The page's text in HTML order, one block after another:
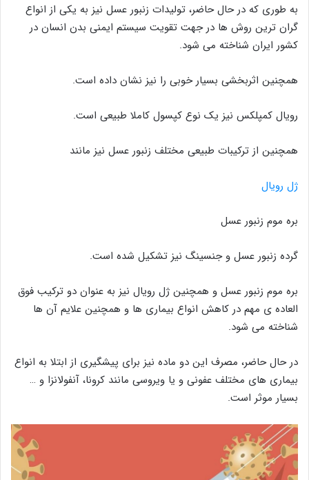
به طوری که در حال حاضر، تولیدات زنبور عسل نیز به یکی از انواع
گران ترین روش ها در جهت تقویت سیستم ایمنی بدن انسان در
کشور ایران شناخته می شود.
همچنین اثربخشی بسیار خوبی را نیز نشان داده است.
رویال کمپلکس نیز یک نوع کپسول کاملا طبیعی است.
همچنین از ترکیبات طبیعی مختلف زنبور عسل نیز مانند
ژل رویال
بره موم زنبور عسل
گرده زنبور عسل و جنسینگ نیز تشکیل شده است.
بره موم زنبور عسل و همچنین ژل رویال نیز به عنوان دو ترکیب فوق
العاده ی مهم در کاهش انواع بیماری ها و همچنین علایم آن ها
شناخته می شود.
در حال حاضر، مصرف این دو ماده نیز برای پیشگیری از ابتلا به انواع
بیماری های مختلف عفونی و یا ویروسی مانند کرونا، آنفولانزا و …
بسیار موثر است.